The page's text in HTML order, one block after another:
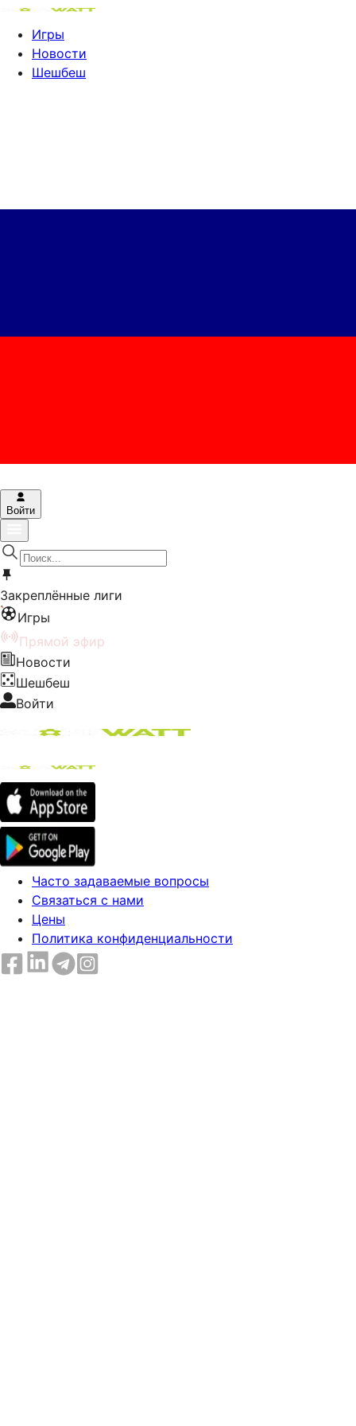
Игры
Новости
Шешбеш
Войти
Закреплённые лиги
Игры
Прямой эфир
Новости
Шешбеш
Войти
Часто задаваемые вопросы
Связаться с нами
Цены
Политика конфиденциальности